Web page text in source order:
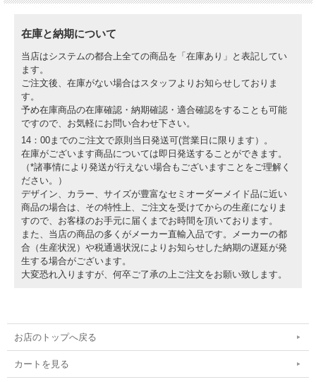
在庫と納期について
当店はシステムの都合上全ての商品を「在庫あり」と表記してい
ます。
ご注文後、在庫がない場合はスタッフよりお知らせしておりま
す。
予め在庫商品の在庫確認・納期確認・適合確認をすることも可能
ですので、お気軽にお問い合わせ下さい。
14：00までのご注文で原則当日発送可(営業日に限ります）。
在庫がございます商品については即日発送することができます。
（*諸事情により発送が行えない場合もございますことをご理解く
ださい。）
デザイン、カラー、サイズが豊富なセミオーダーメイド品に近い
商品の場合は、その特性上、ご注文を受けてからの生産になりま
すので、お客様のお手元に届くまでお時間を頂いております。
また、当店の商品の多くがメーカー直輸入品です。メーカーの都
合（生産状況）や税通過状況によりお知らせした納期の遅延が発
生する場合がございます。
大変恐れ入りますが、何卒ご了承の上ご注文をお願い致します。
お店のトップへ戻る
カートを見る